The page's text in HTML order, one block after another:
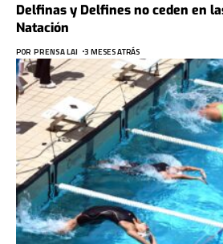
Delfinas y Delfines no ceden en
Natación
POR PRENSA LAI 3 MESES ATRÁS